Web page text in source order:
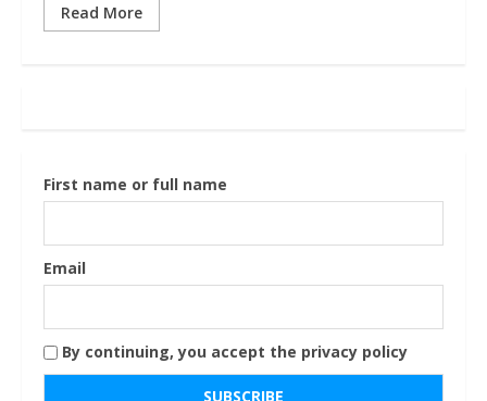
Read More
First name or full name
Email
By continuing, you accept the privacy policy